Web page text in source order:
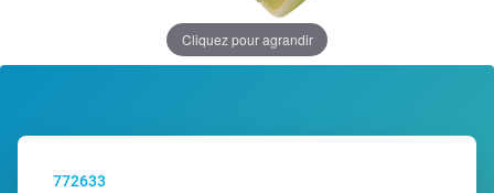
Cliquez pour agrandir
772633